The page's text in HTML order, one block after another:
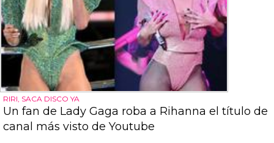
RIRI, SACA DISCO YA
Un fan de Lady Gaga roba a Rihanna el título de
canal más visto de Youtube